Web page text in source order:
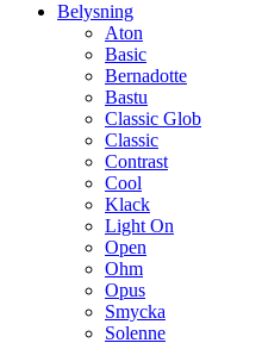
Belysning
Aton
Basic
Bernadotte
Bastu
Classic Glob
Classic
Contrast
Cool
Klack
Light On
Open
Ohm
Opus
Smycka
Solenne